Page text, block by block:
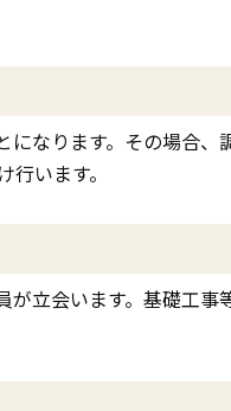
なります。その場合
います。
立会います。基礎工